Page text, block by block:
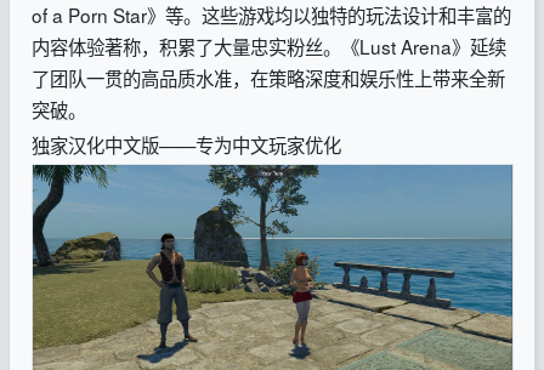
of a Porn Star》等。这些游戏均以独特的玩法设计和丰富的
内容体验著称，积累了大量忠实粉丝。《Lust Arena》延续
了团队一贯的高品质水准，在策略深度和娱乐性上带来全新
突破。
独家汉化中文版——专为中文玩家优化